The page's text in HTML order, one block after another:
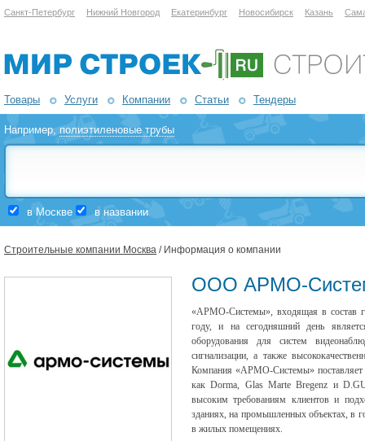
Санкт-Петербург Нижний Новгород Екатеринбург Новосибирск Казань
Товары Услуги Компании Статьи Тендеры
Например,полиэтиленовые трубы
в Москве в названии
Строительные компании Москва / Информация о компании
ООО АРМО-
«АРМО-Системы», входящая в состав
году, и на сегодняшний день
оборудования для систем
сигнализации, а также
Компания «АРМО-Системы» поставляет
как Dorma, Glas Marte Bregenz и
высоким требованиям клиентов и
зданиях, на промышленных объектах, в
в жилых помещениях.